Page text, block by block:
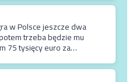
w Polsce jeszcze dwa
trzeba będzie mu
75 tysięcy euro za